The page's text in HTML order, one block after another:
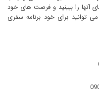
آنها را ببینید و فرصت های خود
توانید برای خود برنامه سفری